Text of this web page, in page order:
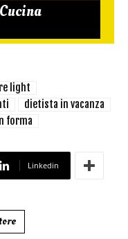
light
dietista in vacanza
forma
Linkedin